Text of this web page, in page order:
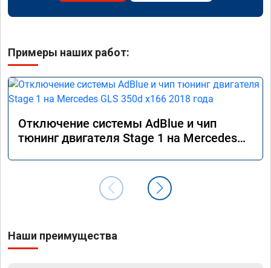
Примеры наших работ:
Отключение системы AdBlue и чип
тюнинг двигателя Stage 1 на Mercedes
Наши преимущества